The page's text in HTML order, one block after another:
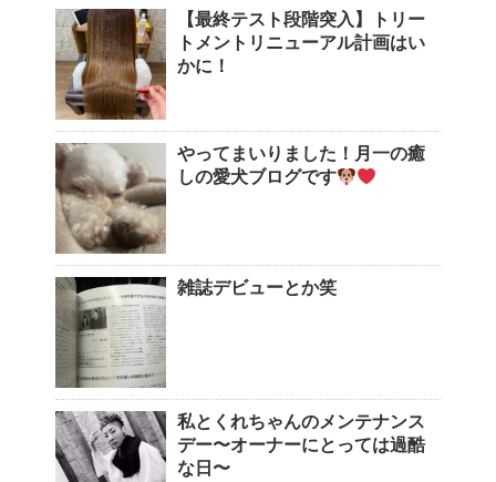
【最終テスト段階突入】トリー
トメントリニューアル計画はい
かに！
やってまいりました！月一の癒
しの愛犬ブログです
雑誌デビューとか笑
私とくれちゃんのメンテナンス
デー〜オーナーにとっては過酷
な日〜